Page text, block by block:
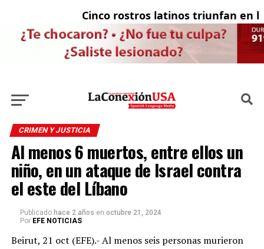
Cinco rostros latinos triunfan en la
CRIMEN Y JUSTICIA
Al menos 6 muertos, entre ellos un
niño, en un ataque de Israel contra
el este del Líbano
Publicado hace 2 años en octubre 21, 2024
Por EFE NOTICIAS
Beirut, 21 oct (EFE).- Al menos seis personas murieron